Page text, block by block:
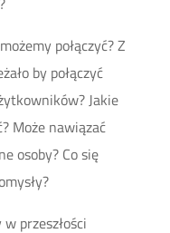
połączyć? Z
by połączyć
Jakie
Może nawiązać
osoby? Co się
w przeszłości